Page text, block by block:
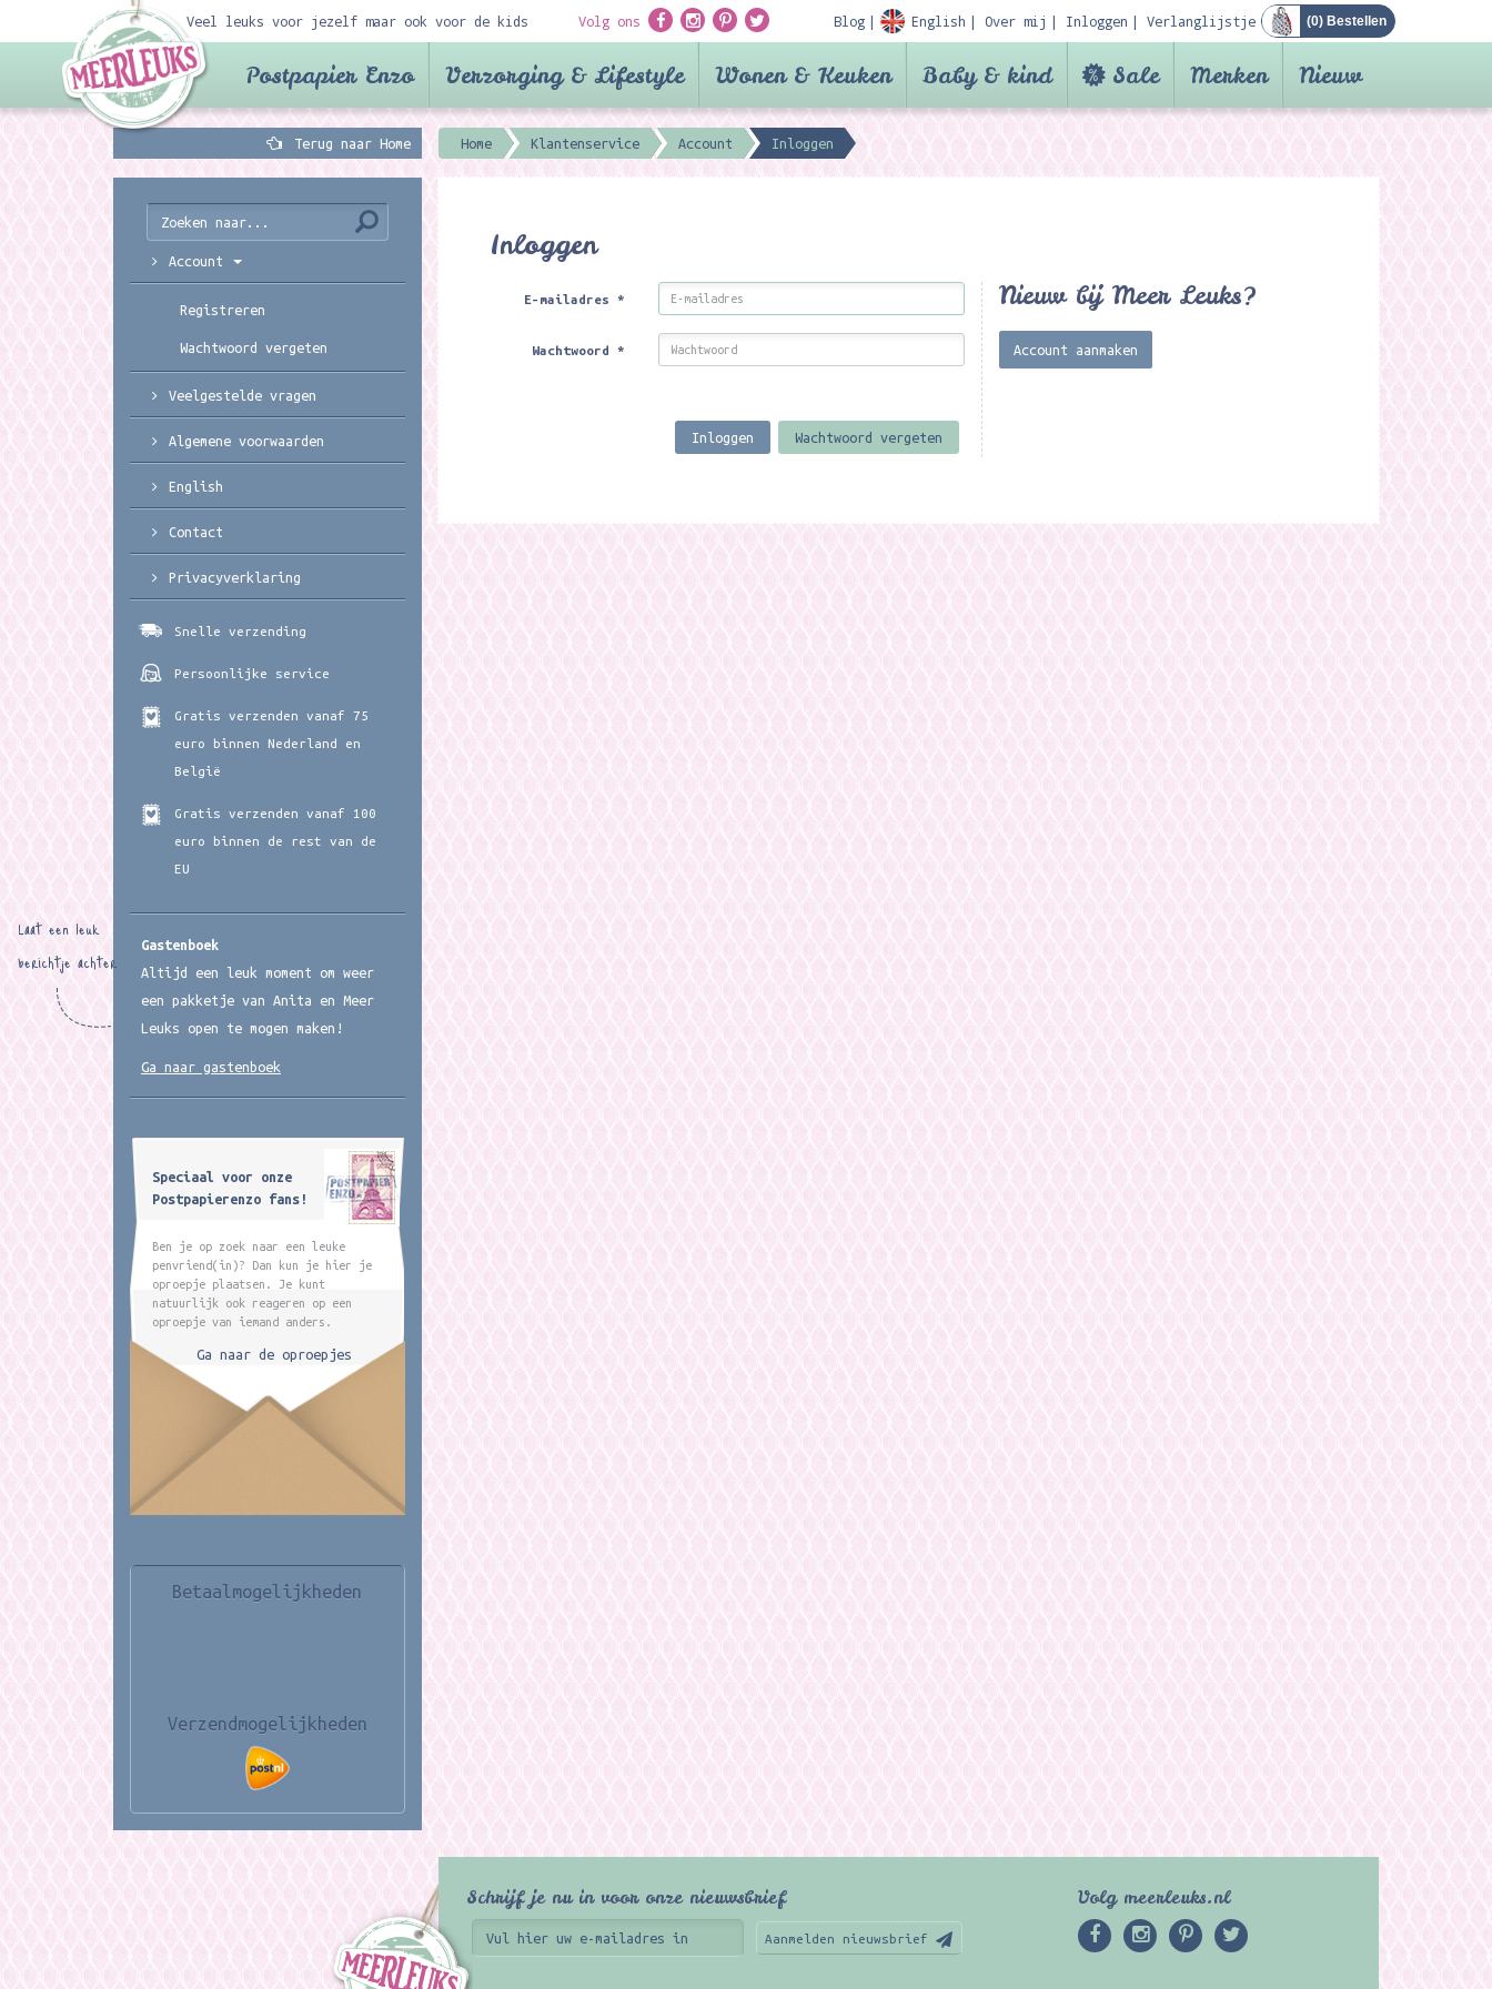
Veel leuks voor jezelf maar ook voor de kids Volg ons Blog English Over mij Inloggen Verlanglijstje (0) Bestellen
Postpapier Enzo Verzorging & Lifestyle Wonen & Keuken Baby & kind Sale Merken Nieuw
Terug naar Home Home Klantenservice Account Inloggen
Inloggen
E-mailadres*
Wachtwoord*
Inloggen Wachtwoord vergeten
Nieuw bij Meer Leuks?
Account aanmaken
Account
Registreren
Wachtwoord vergeten
Veelgestelde vragen
Algemene voorwaarden
English
Contact
Privacyverklaring
Snelle verzending
Persoonlijke service
Gratis verzenden vanaf 75
euro binnen Nederland en
België
Gratis verzenden vanaf 100
euro binnen de rest van de
EU
Gastenboek
Altijd een leuk moment om weer
een pakketje van Anita en Meer
Leuks open te mogen maken!
Laat een leuk
berichtje achter
Ga naar gastenboek
Speciaal voor onze
Postpapierenzo fans!
Ben je op zoek naar een leuke
penvriend(in)? Dan kun je hier je
oproepje plaatsen. Je kunt
natuurlijk ook reageren op een
oproepje van iemand anders.
Ga naar de oproepjes
Betaalmogelijkheden
Verzendmogelijkheden
Schrijf je nu in voor onze nieuwsbrief
Aanmelden nieuwsbrief
Volg meerleuks.nl